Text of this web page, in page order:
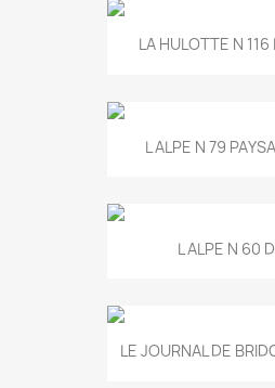
LA HULOTTE N 116
L ALPE N 79
L ALPE N 60
LE JOURNAL DE